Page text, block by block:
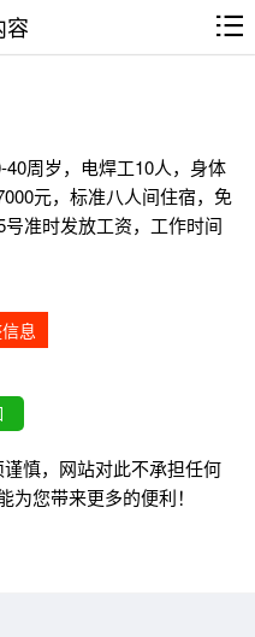
容
周岁，电焊工10人，身体
元，标准八人间住宿，免
准时发放工资，工作时间
息
慎，网站对此不承担任何
您带来更多的便利！